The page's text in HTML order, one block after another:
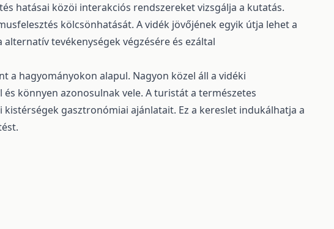
hatásai közöi interakciós rendszereket vizsgálja a kutatás.
kölcsönhatását. A vidék jövőjének egyik útja lehet a
tevékenységek végzésére és ezáltal
hagyományokon alapul. Nagyon közel áll a vidéki
könnyen azonosulnak vele. A turistát a természetes
gasztronómiai ajánlatait. Ez a kereslet indukálhatja a